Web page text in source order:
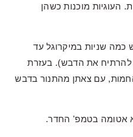
אופים כ – 15-20 דקות. העוגיות מוכנות כשהן
שניות במיקרוגל עד
להרתיח את הדבש). בעזרת
עם צאתן מהתנור בדבש
אטומה בטמפ' החדר.